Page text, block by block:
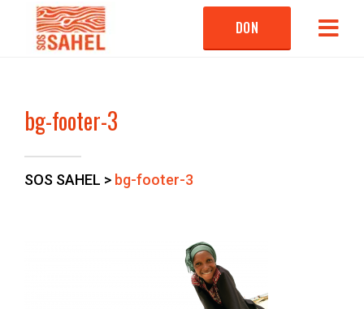
DON
bg-footer-3
SOS SAHEL > bg-footer-3